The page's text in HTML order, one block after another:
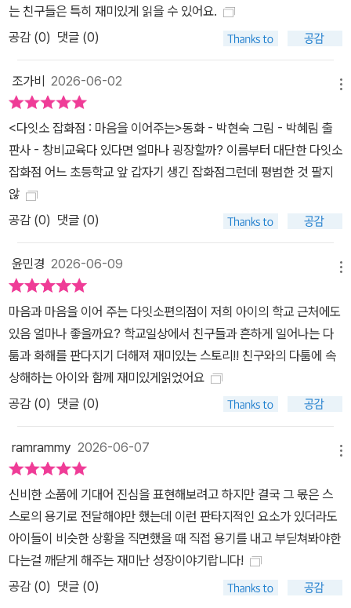
는 친구들은 특히 재미있게 읽을 수 있어요.
공감 (0) 댓글 (0)
조가비 2026-06-02
<다잇소 잡화점 : 마음을 이어주는>동화 - 박현숙 그림 - 박혜림 출
판사 - 창비교육다 있다면 얼마나 굉장할까? 이름부터 대단한 다잇소
잡화점 어느 초등학교 앞 갑자기 생긴 잡화점그런데 평범한 것 팔지
않
공감 (0) 댓글 (0)
윤민경 2026-06-09
마음과 마음을 이어 주는 다잇소편의점이 저희 아이의 학교 근처에도
있음 얼마나 좋을까요? 학교일상에서 친구들과 흔하게 일어나는 다
툼과 화해를 판다지기 더해져 재미있는 스토리!! 친구와의 다툼에 속
상해하는 아이와 함께 재미있게읽었어요
공감 (0) 댓글 (0)
ramrammy 2026-06-07
신비한 소품에 기대어 진심을 표현해보려고 하지만 결국 그 몫은 스
스로의 용기로 전달해야만 했는데 이런 판타지적인 요소가 있더라도
아이들이 비슷한 상황을 직면했을 때 직접 용기를 내고 부딛쳐봐야한
다는걸 깨닫게 해주는 재미난 성장이야기랍니다!
공감 (0) 댓글 (0)